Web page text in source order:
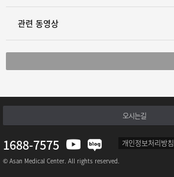
관련 동영상
오시는길
1688-7575 개인정보처리방침
© Asan Medical Center. All rights reserved.